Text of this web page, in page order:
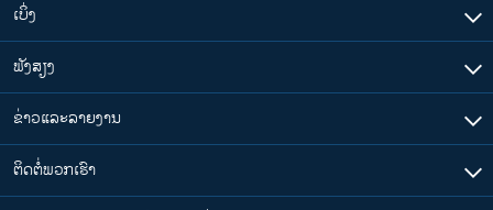
ເບິ່ງ
ຟັງສຽງ
ຂ່າວແລະລາຍງານ
ຕິດຕໍ່ພວກເຮົາ